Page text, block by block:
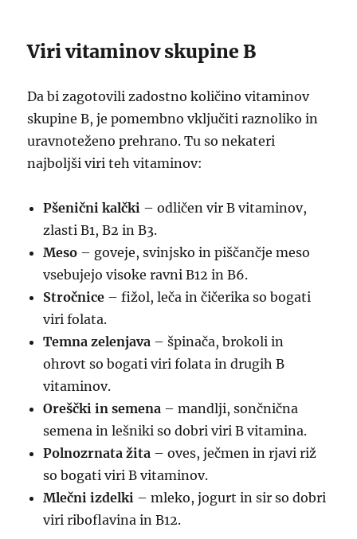
Viri vitaminov skupine B
Da bi zagotovili zadostno količino vitaminov
skupine B, je pomembno vključiti raznoliko in
uravnoteženo prehrano. Tu so nekateri
najboljši viri teh vitaminov:
Pšenični kalčki – odličen vir B vitaminov,
zlasti B1, B2 in B3.
Meso – goveje, svinjsko in piščančje meso
vsebujejo visoke ravni B12 in B6.
Stročnice – fižol, leča in čičerika so bogati
viri folata.
Temna zelenjava – špinača, brokoli in
ohrovt so bogati viri folata in drugih B
vitaminov.
Oreščki in semena – mandlji, sončnična
semena in lešniki so dobri viri B vitamina.
Polnozrnata žita – oves, ječmen in rjavi riž
so bogati viri B vitaminov.
Mlečni izdelki – mleko, jogurt in sir so dobri
viri riboflavina in B12.